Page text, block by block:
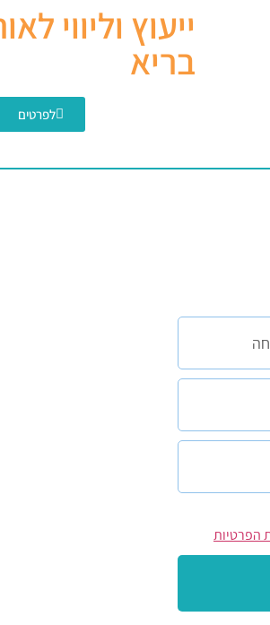
ייעוץ וליווי
בריא
לפרטים
הפרטיות